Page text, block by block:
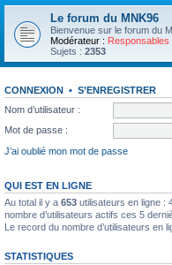
Le forum du MNK96
Bienvenue sur le forum du
Modérateur : Responsables
Sujets : 2353
CONNEXION • S’ENREGISTRER
Nom d’utilisateur :
Mot de passe :
J’ai oublié mon mot de passe
QUI EST EN LIGNE
Au total il y a 653 utilisateurs en ligne :
nombre d’utilisateurs actifs ces 5
Le record du nombre d’utilisateurs en
STATISTIQUES